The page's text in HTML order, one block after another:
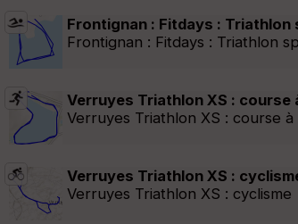
Frontignan : Fitdays :
Frontignan : Fitdays : Triathlon
Verruyes Triathlon XS : course
Verruyes Triathlon XS : course
Verruyes Triathlon XS :
Verruyes Triathlon XS : cyclisme